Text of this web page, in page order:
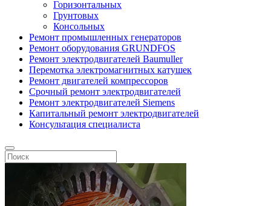
Горизонтальных
Грунтовых
Консольных
Ремонт промышленных генераторов
Ремонт оборудования GRUNDFOS
Ремонт электродвигателей Baumuller
Перемотка электромагнитных катушек
Ремонт двигателей компрессоров
Срочный ремонт электродвигателей
Ремонт электродвигателей Siemens
Капитальный ремонт электродвигателей
Консультация специалиста